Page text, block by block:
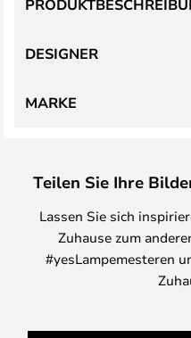
DESIGNER
MARKE
Teilen Sie Ihre
Lassen Sie sich
Zuhause zum
#yesLampemesteren